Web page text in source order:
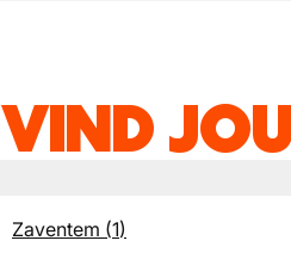
VIND
Zaventem (1)